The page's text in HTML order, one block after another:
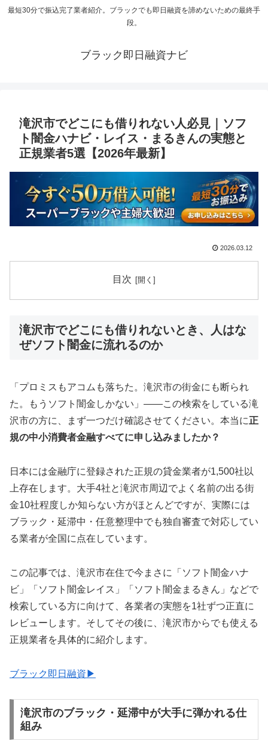
最短30分で振込完了業者紹介。ブラックでも即日融資を諦めないための最終手
段。
ブラック即日融資ナビ
滝沢市でどこにも借りれない人必見｜ソフ
ト闇金ハナビ・レイス・まるきんの実態と
正規業者5選【2026年最新】
2026.03.12
目次
滝沢市でどこにも借りれないとき、人はな
ぜソフト闇金に流れるのか
「プロミスもアコムも落ちた。滝沢市の街金にも断られ
た。もうソフト闇金しかない」——この検索をしている滝
沢市の方に、まず一つだけ確認させてください。本当に正
規の中小消費者金融すべてに申し込みましたか？
日本には金融庁に登録された正規の貸金業者が1,500社以
上存在します。大手4社と滝沢市周辺でよく名前の出る街
金10社程度しか知らない方がほとんどですが、実際には
ブラック・延滞中・任意整理中でも独自審査で対応してい
る業者が全国に点在しています。
この記事では、滝沢市在住で今まさに「ソフト闇金ハナ
ビ」「ソフト闇金レイス」「ソフト闇金まるきん」などで
検索している方に向けて、各業者の実態を1社ずつ正直に
レビューします。そしてその後に、滝沢市からでも使える
正規業者を具体的に紹介します。
ブラック即日融資▶
滝沢市のブラック・延滞中が大手に弾かれる仕
組み